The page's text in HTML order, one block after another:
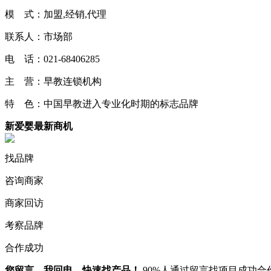
模 式：加盟,经销,代理
联系人：市场部
电 话：021-68406285
主 营：早教连锁机构
特 色：中国早教进入专业化时期的标志品牌
新爱婴最新商机
找品牌
咨询商家
商家回访
考察品牌
合作成功